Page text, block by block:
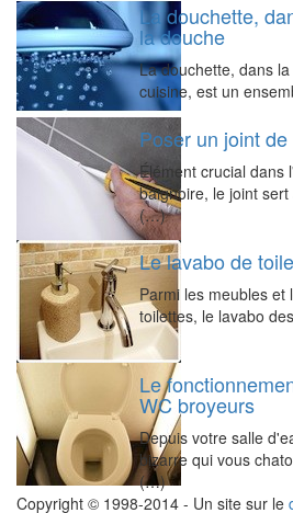
La douchette,
la douche
La douchette, dans
cuisine, est un
Poser un joint
Élément crucial dans
baignoire, le joint
(…)
Le lavabo de
Parmi les meubles et
toilettes, le lavabo
Le
WC broyeurs
Depuis votre salle
bizarre qui vous
(…)
Copyright © 1998-2014 - Un site sur le